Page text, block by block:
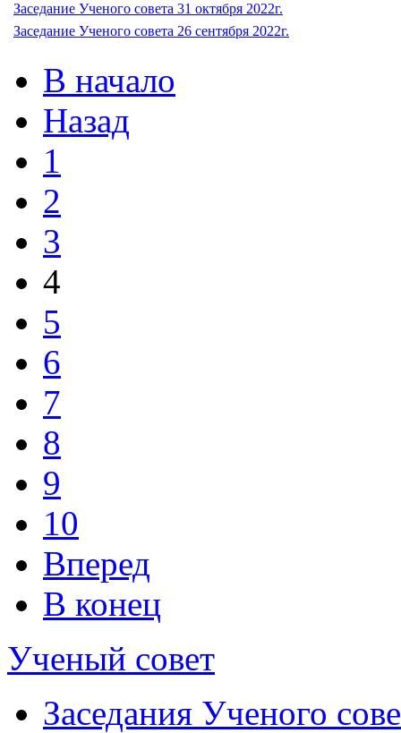
Заседание Ученого совета 31 октября 2022г.
Заседание Ученого совета 26 сентября 2022г.
В начало
Назад
1
2
3
4
5
6
7
8
9
10
Вперед
В конец
Ученый совет
Заседания Ученого